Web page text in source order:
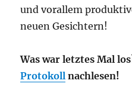
und vorallem
neuen Gesichtern!
Was war letztes Mal
Protokoll nachlesen!